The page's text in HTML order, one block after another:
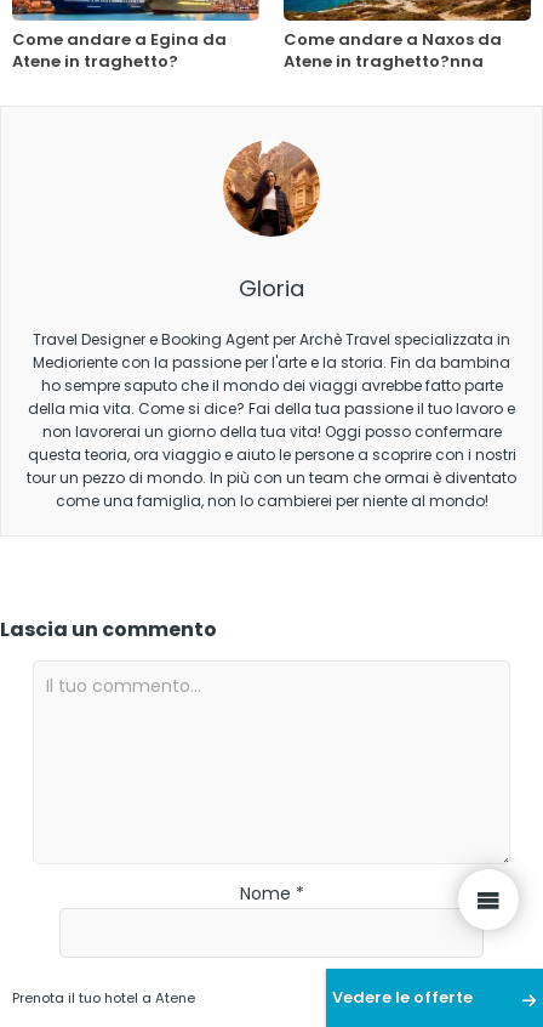
Come andare a Egina da
Atene in traghetto?
Come andare a Naxos da
Atene in traghetto?nna
Prenota il tuo hotel a Atene Vedere le offerte
Gloria
Travel Designer e Booking Agent per Archè Travel specializzata in
Medioriente con la passione per l'arte e la storia. Fin da bambina
ho sempre saputo che il mondo dei viaggi avrebbe fatto parte
della mia vita. Come si dice? Fai della tua passione il tuo lavoro e
non lavorerai un giorno della tua vita! Oggi posso confermare
questa teoria, ora viaggio e aiuto le persone a scoprire con i nostri
tour un pezzo di mondo. In più con un team che ormai è diventato
come una famiglia, non lo cambierei per niente al mondo!
Lascia un commento
Nome *